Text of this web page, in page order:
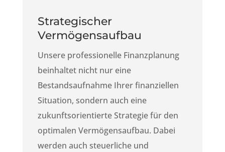
Strategischer
Vermögensaufbau
Unsere professionelle Finanzplanung
beinhaltet nicht nur eine
Bestandsaufnahme Ihrer finanziellen
Situation, sondern auch eine
zukunftsorientierte Strategie für den
optimalen Vermögensaufbau. Dabei
werden auch steuerliche und